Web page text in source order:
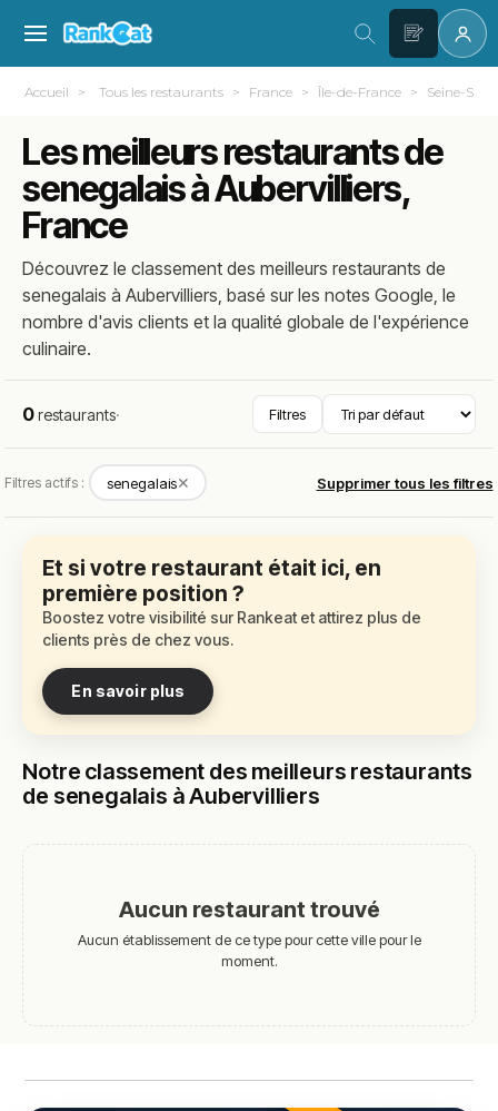
Accueil Tous les restaurants France Île-de-France Seine-
Les meilleurs restaurants de
senegalais à Aubervilliers,
France
Découvrez le classement des meilleurs restaurants de
senegalais à Aubervilliers, basé sur les notes Google, le
nombre d'avis clients et la qualité globale de l'expérience
culinaire.
0restaurants· Filtres
Filtres actifs : senegalais✕ Supprimer tous les filtres
Et si votre restaurant était ici, en
première position ?
Boostez votre visibilité sur Rankeat et attirez plus de
clients près de chez vous.
En savoir plus
Notre classement des meilleurs restaurants
de senegalais à Aubervilliers
Aucun restaurant trouvé
Aucun établissement de ce type pour cette ville pour le
moment.